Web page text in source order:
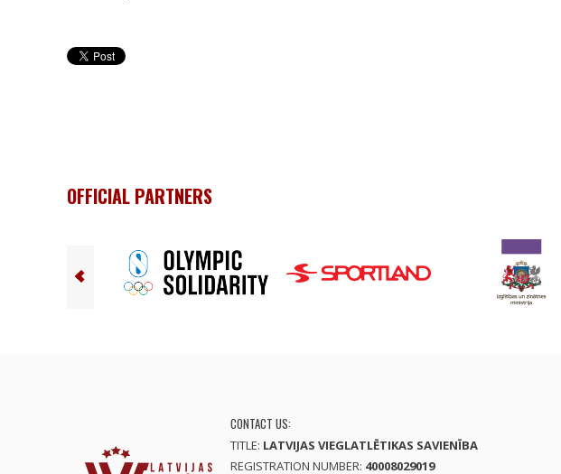
OFFICIAL PARTNERS
CONTACT US:
TITLE: LATVIJAS VIEGLATLĒTIKAS SAVIENĪBA
REGISTRATION NUMBER: 40008029019